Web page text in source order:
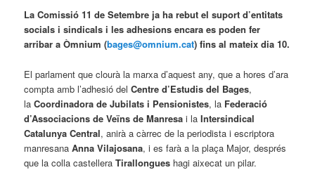
La Comissió 11 de Setembre ja ha rebut el suport d’entitats
socials i sindicals i les adhesions encara es poden fer
arribar a Òmnium (bages@omnium.cat) fins al mateix dia 10.
El parlament que clourà la marxa d’aquest any, que a hores d’ara
compta amb l’adhesió delCentre d’Estudis del Bages,
laCoordinadora de Jubilats i Pensionistes, la Federació
d’Associacions de Veïns de Manresa i laIntersindical
Catalunya Central, anirà a càrrec de la periodista i escriptora
manresanaAnna Vilajosana, i es farà a la plaça Major, després
que la colla castelleraTirallongues hagi aixecat un pilar.